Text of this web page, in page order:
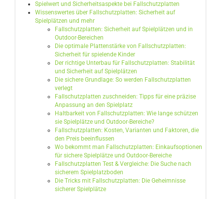
Spielwert und Sicherheitsaspekte bei Fallschutzplatten
Wissenswertes über Fallschutzplatten: Sicherheit auf
Spielplätzen und mehr
Fallschutzplatten: Sicherheit auf Spielplätzen und in
Outdoor-Bereichen
Die optimale Plattenstärke von Fallschutzplatten:
Sicherheit für spielende Kinder
Der richtige Unterbau für Fallschutzplatten: Stabilität
und Sicherheit auf Spielplätzen
Die sichere Grundlage: So werden Fallschutzplatten
verlegt
Fallschutzplatten zuschneiden: Tipps für eine präzise
Anpassung an den Spielplatz
Haltbarkeit von Fallschutzplatten: Wie lange schützen
sie Spielplätze und Outdoor-Bereiche?
Fallschutzplatten: Kosten, Varianten und Faktoren, die
den Preis beeinflussen
Wo bekommt man Fallschutzplatten: Einkaufsoptionen
für sichere Spielplätze und Outdoor-Bereiche
Fallschutzplatten Test & Vergleiche: Die Suche nach
sicherem Spielplatzboden
Die Tricks mit Fallschutzplatten: Die Geheimnisse
sicherer Spielplätze